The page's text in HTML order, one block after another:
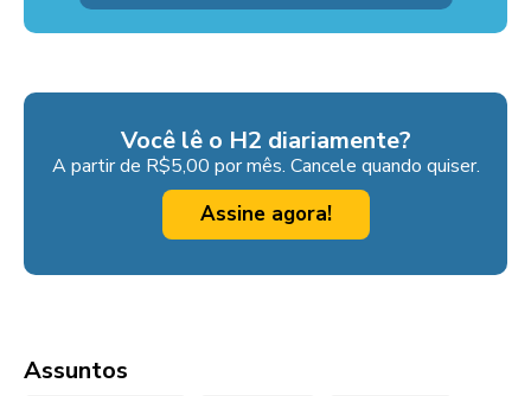
Você lê o H2 diariamente?
A partir de R$5,00 por mês. Cancele quando quiser.
Assine agora!
Assuntos